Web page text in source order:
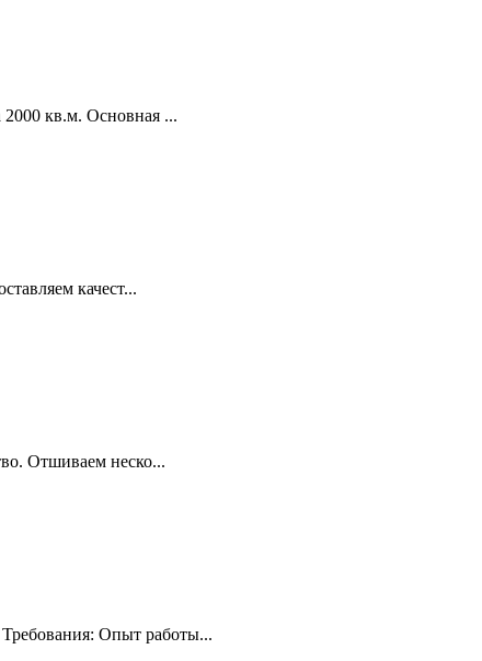
кв.м. Основная ...
качест...
Отшиваем неско...
Опыт работы...